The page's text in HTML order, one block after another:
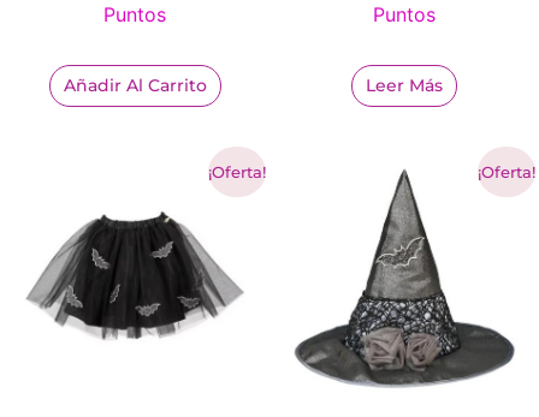
Puntos
Añadir Al Carrito
Puntos
Leer Más
¡Oferta! ¡Oferta!